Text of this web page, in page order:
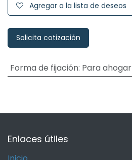
Agregar a la lista de deseos
Solicita cotización
Forma de fijación: Para ahogar
Enlaces útiles